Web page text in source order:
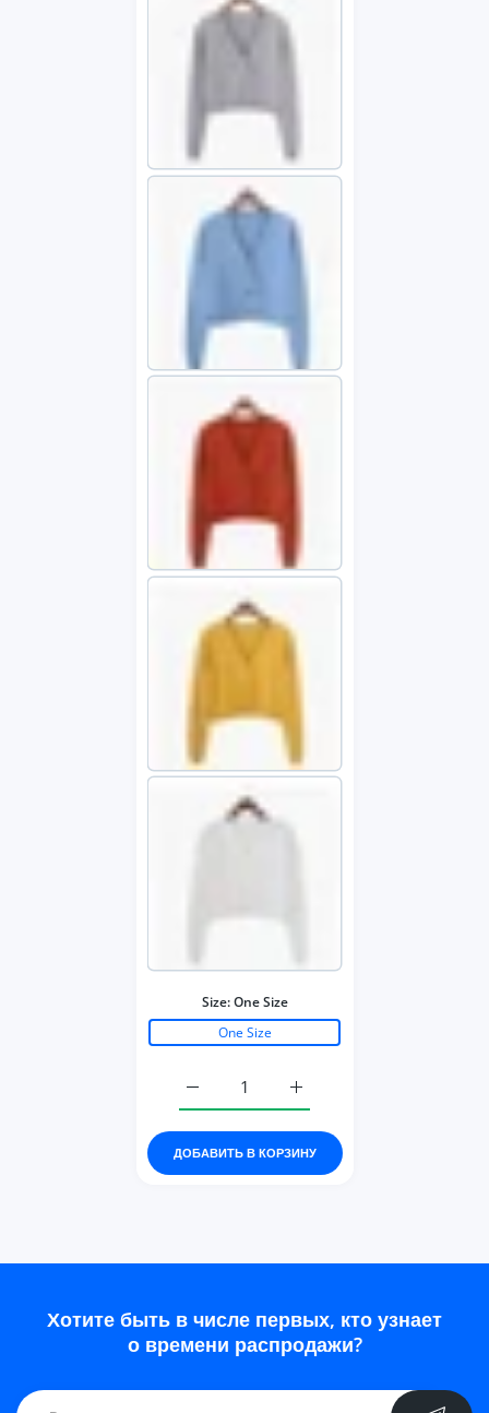
Size:One Size
One Size
Увеличить количество
Увеличить количество Knitted Crop
ДОБАВИТЬ В КОРЗИНУ
Хотите быть в числе первых, кто узнает
о времени распродажи?